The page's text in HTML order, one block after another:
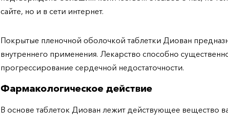
сайте, но и в сети интернет.
Покрытые пленочной оболочкой таблетки Диован
внутреннего применения. Лекарство способно
прогрессирование сердечной недостаточности.
Фармакологическое действие
В основе таблеток Диован лежит действующее вещество